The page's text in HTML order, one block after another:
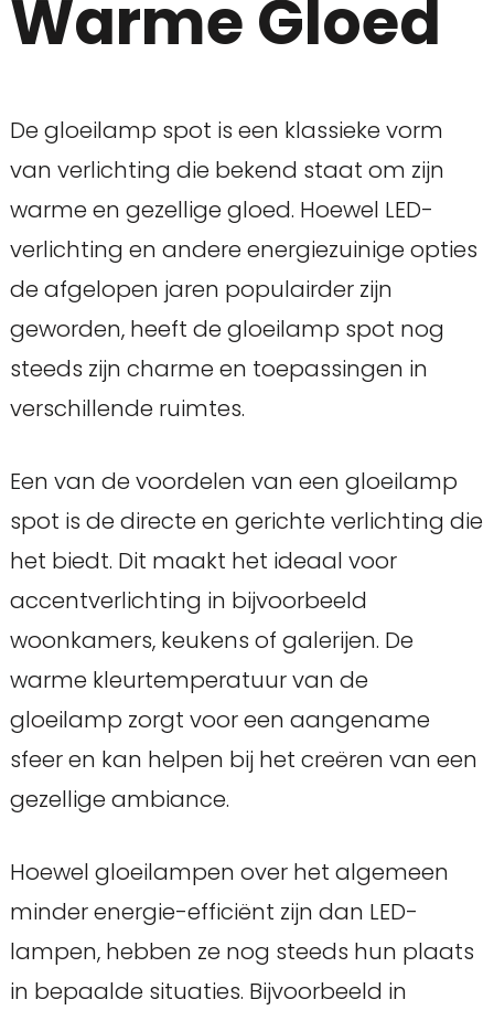
Warme Gloed
De gloeilamp spot is een klassieke vorm
van verlichting die bekend staat om zijn
warme en gezellige gloed. Hoewel LED-
verlichting en andere energiezuinige opties
de afgelopen jaren populairder zijn
geworden, heeft de gloeilamp spot nog
steeds zijn charme en toepassingen in
verschillende ruimtes.
Een van de voordelen van een gloeilamp
spot is de directe en gerichte verlichting die
het biedt. Dit maakt het ideaal voor
accentverlichting in bijvoorbeeld
woonkamers, keukens of galerijen. De
warme kleurtemperatuur van de
gloeilamp zorgt voor een aangename
sfeer en kan helpen bij het creëren van een
gezellige ambiance.
Hoewel gloeilampen over het algemeen
minder energie-efficiënt zijn dan LED-
lampen, hebben ze nog steeds hun plaats
in bepaalde situaties. Bijvoorbeeld in